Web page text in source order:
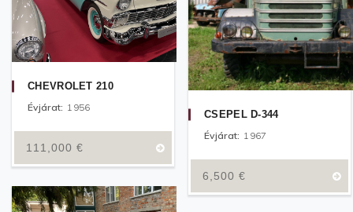
111,000 €
CHEVROLET 210
Évjárat: 1956
6,500 €
CSEPEL D-344
Évjárat: 1967